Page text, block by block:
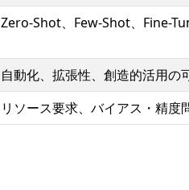
Zero-Shot、Few-Shot、Fine-
自動化、拡張性、創造的活用の
リソース要求、バイアス・精